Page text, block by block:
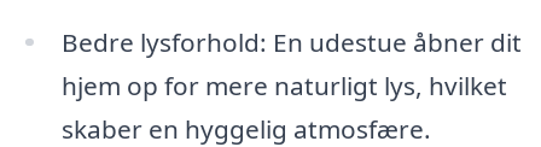
Bedre lysforhold: En udestue åbner dit
hjem op for mere naturligt lys, hvilket
skaber en hyggelig atmosfære.